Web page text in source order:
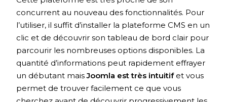
concurrent au nouveau des fonctionnalités. Pour
l’utiliser, il suffit d’installer la plateforme CMS en un
clic et de découvrir son tableau de bord clair pour
parcourir les nombreuses options disponibles. La
quantité d’informations peut rapidement effrayer
un débutant maisJoomla est très intuitifet vous
permet de trouver facilement ce que vous